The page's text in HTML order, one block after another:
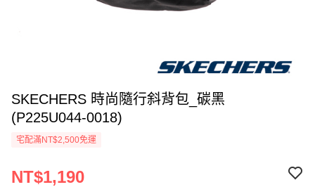
SKECHERS 時尚隨行斜背包_碳黑
(P225U044-0018)
宅配滿NT$2,500免運
NT$1,190